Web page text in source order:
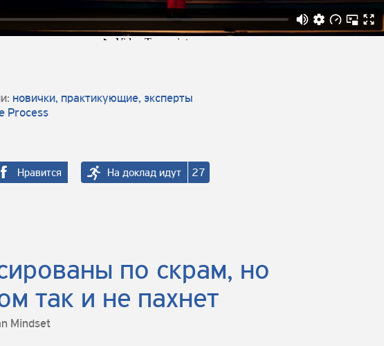
новички, практикующие, эксперты
Process
Нравится На доклад идут 27
по скрам, но
так и не пахнет
Mindset